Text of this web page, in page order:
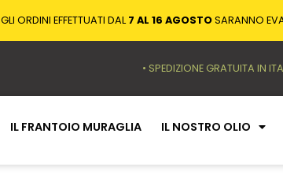
GLI ORDINI EFFETTUATI DAL7 AL 16 AGOSTOSARANNO
• SPEDIZIONE GRATUITA IN
IL FRANTOIO MURAGLIA IL NOSTRO OLIO